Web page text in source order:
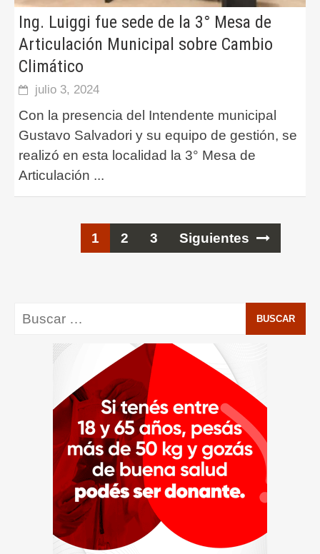
Ing. Luiggi fue sede de la 3° Mesa de
Articulación Municipal sobre Cambio
Climático
julio 3, 2024
Con la presencia del Intendente municipal
Gustavo Salvadori y su equipo de gestión, se
realizó en esta localidad la 3° Mesa de
Articulación ...
1 2 3 Siguientes
Buscar: